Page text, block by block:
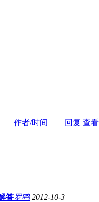
作者/时间 回复 查看
答罗鸣 2012-10-3